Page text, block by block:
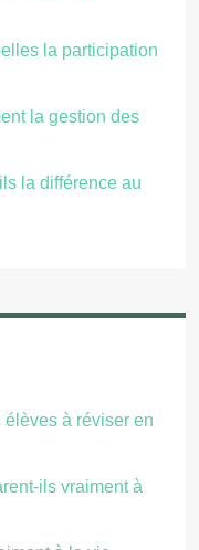
la participation
la gestion des
la différence au
à réviser en
ils vraiment à